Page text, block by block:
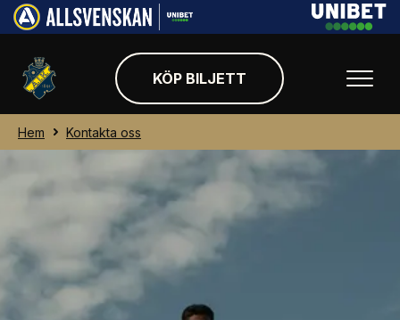
KÖP BILJETT
Hem Kontakta oss